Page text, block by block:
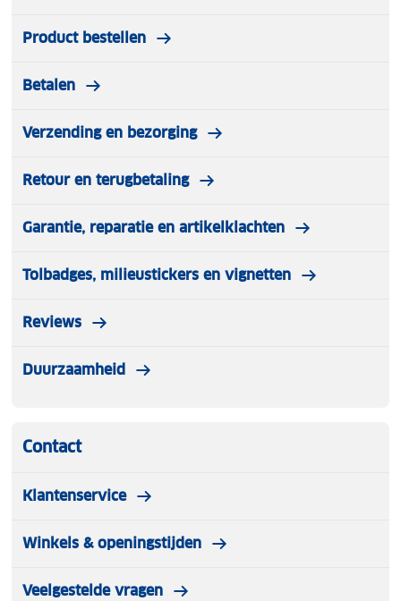
Product bestellen
Betalen
Verzending en bezorging
Retour en terugbetaling
Garantie, reparatie en artikelklachten
Tolbadges, milieustickers en vignetten
Reviews
Duurzaamheid
Contact
Klantenservice
Winkels & openingstijden
Veelgestelde vragen